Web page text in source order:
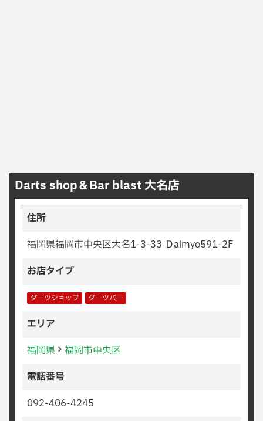
Darts shop＆Bar blast 大名店
住所
福岡県福岡市中央区大名1-3-33 Ｄaimyo591-2F
お店タイプ
ダーツショップ ダーツバー
エリア
福岡県
福岡市中央区
電話番号
092-406-4245